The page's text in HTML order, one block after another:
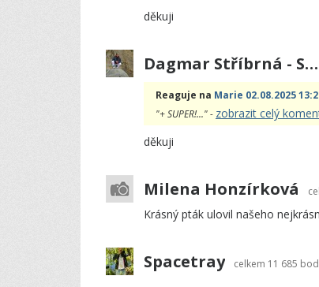
děkuji
Dagmar Stříbrná - Sharon
Reaguje na Marie 02.08.2025
"+ SUPER!..." - zobrazit celý
děkuji
Milena Honzírková
Krásný pták ulovil našeho
Spacetray celkem 11 685